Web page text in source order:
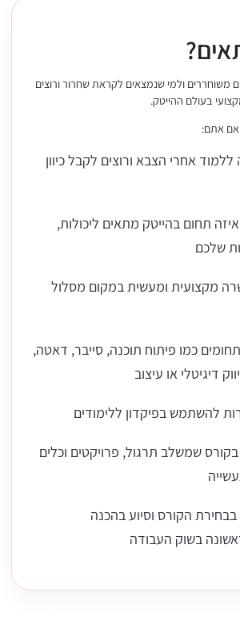
משוחררים ולמי שנמצאים לקראת שחרור ורוצים
בעולם ההייטק.
אם אתם:
אחרי הצבא ורוצים לקבל כיוון
תחום בהייטק מתאים ליכולות,
שלכם
מקצועית ומעשית במקום מסלול
כמו פיתוח תוכנה, סייבר, דאטה,
להשתמש בפיקדון ללימודים
שמשלב תרגול, פרויקטים וכלים
בבחירת הקורס וסיוע בהכנה
בשוק העבודה